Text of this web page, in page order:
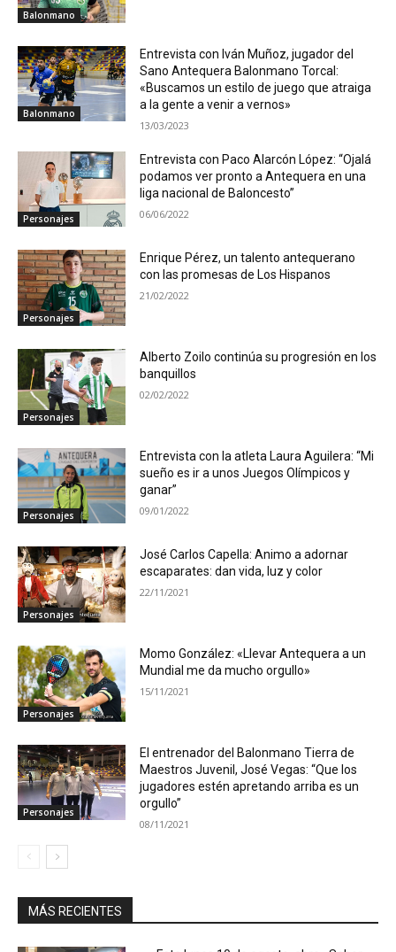
Balonmano
Balonmano
Entrevista con Iván Muñoz, jugador del
Sano Antequera Balonmano Torcal:
«Buscamos un estilo de juego que atraiga
a la gente a venir a vernos»
13/03/2023
Personajes
Entrevista con Paco Alarcón López: “Ojalá
podamos ver pronto a Antequera en una
liga nacional de Baloncesto”
06/06/2022
Personajes
Enrique Pérez, un talento antequerano
con las promesas de Los Hispanos
21/02/2022
Personajes
Alberto Zoilo continúa su progresión en los
banquillos
02/02/2022
Personajes
Entrevista con la atleta Laura Aguilera: “Mi
sueño es ir a unos Juegos Olímpicos y
ganar”
09/01/2022
Personajes
José Carlos Capella: Animo a adornar
escaparates: dan vida, luz y color
22/11/2021
Personajes
Momo González: «Llevar Antequera a un
Mundial me da mucho orgullo»
15/11/2021
Personajes
El entrenador del Balonmano Tierra de
Maestros Juvenil, José Vegas: “Que los
jugadores estén apretando arriba es un
orgullo”
08/11/2021
MÁS RECIENTES